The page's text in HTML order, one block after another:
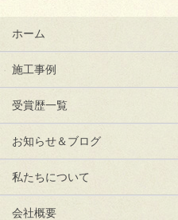
ホーム
施工事例
受賞歴一覧
お知らせ＆ブログ
私たちについて
会社概要